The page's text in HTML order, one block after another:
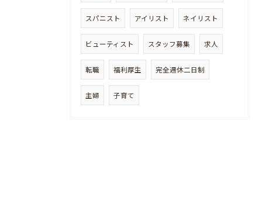
スパニスト アイリスト ネイリスト
ビューティスト スタッフ募集 求人
転職 福利厚生 完全週休二日制
主婦 子育て